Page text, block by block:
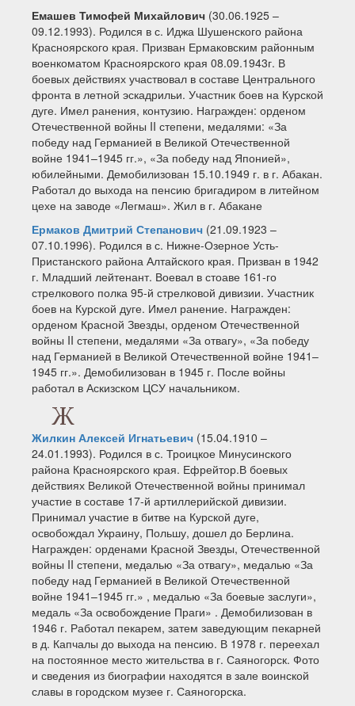
Емашев Тимофей Михайлович (30.06.1925 –
09.12.1993). Родился в с. Иджа Шушенского района
Красноярского края. Призван Ермаковским районным
военкоматом Красноярского края 08.09.1943г. В
боевых действиях участвовал в составе Центрального
фронта в летной эскадрильи. Участник боев на Курской
дуге. Имел ранения, контузию. Награжден: орденом
Отечественной войны II степени, медалями: «За
победу над Германией в Великой Отечественной
войне 1941–1945 гг.», «За победу над Японией»,
юбилейными. Демобилизован 15.10.1949 г. в г. Абакан.
Работал до выхода на пенсию бригадиром в литейном
цехе на заводе «Легмаш». Жил в г. Абакане
Ермаков Дмитрий Степанович (21.09.1923 –
07.10.1996). Родился в с. Нижне-Озерное Усть-
Пристанского района Алтайского края. Призван в 1942
г. Младший лейтенант. Воевал в стоаве 161-го
стрелкового полка 95-й стрелковой дивизии. Участник
боев на Курской дуге. Имел ранение. Награжден:
орденом Красной Звезды, орденом Отечественной
войны II степени, медалями «За отвагу», «За победу
над Германией в Великой Отечественной войне 1941–
1945 гг.». Демобилизован в 1945 г. После войны
работал в Аскизском ЦСУ начальником.
Ж
Жилкин Алексей Игнатьевич (15.04.1910 –
24.01.1993). Родился в с. Троицкое Минусинского
района Красноярского края. Ефрейтор.В боевых
действиях Великой Отечественной войны принимал
участие в составе 17-й артиллерийской дивизии.
Принимал участие в битве на Курской дуге,
освобождал Украину, Польшу, дошел до Берлина.
Награжден: орденами Красной Звезды, Отечественной
войны II степени, медалью «За отвагу», медалью «За
победу над Германией в Великой Отечественной
войне 1941–1945 гг.» , медалью «За боевые заслуги»,
медаль «За освобождение Праги» . Демобилизован в
1946 г. Работал пекарем, затем заведующим пекарней
в д. Капчалы до выхода на пенсию. В 1978 г. переехал
на постоянное место жительства в г. Саяногорск. Фото
и сведения из биографии находятся в зале воинской
славы в городском музее г. Саяногорска.